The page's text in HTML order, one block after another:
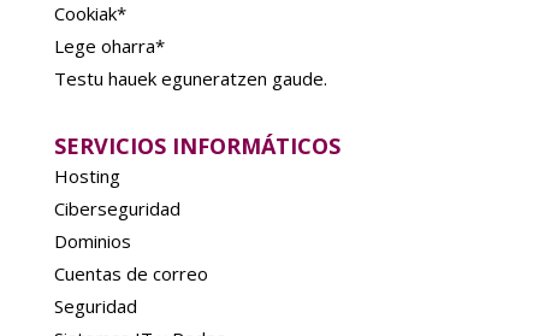
Cookiak*
Lege oharra*
Testu hauek eguneratzen gaude.
SERVICIOS INFORMÁTICOS
Hosting
Ciberseguridad
Dominios
Cuentas de correo
Seguridad